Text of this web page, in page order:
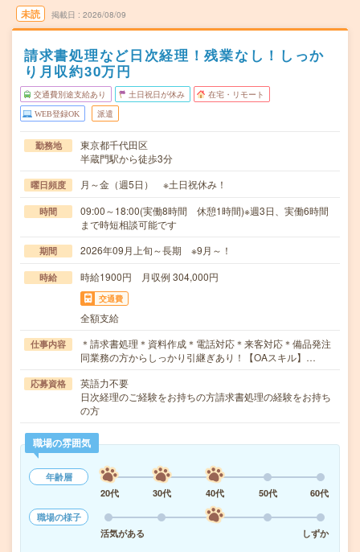
未読 掲載日 2026/08/09
請求書処理など日次経理！残業なし！しっか
り月収約30万円
交通費別途支給あり 土日祝日が休み 在宅・リモート
WEB登録OK 派遣
勤務地
東京都千代田区
半蔵門駅から徒歩3分
曜日頻度 月～金（週5日） ※土日祝休み！
時間
09:00～18:00(実働8時間 休憩1時間)※週3日、実働6時間
まで時短相談可能です
期間 2026年09月上旬～長期 ※9月～！
時給 時給1900円 月収例 304,000円
交通費
全額支給
仕事内容
＊請求書処理＊資料作成＊電話対応＊来客対応＊備品発注
同業務の方からしっかり引継ぎあり！【OAスキル】…
応募資格
英語力不要
日次経理のご経験をお持ちの方請求書処理の経験をお持ち
の方
職場の雰囲気
年齢層
20代
30代 40代 50代
60代
職場の様子
活気がある
しずか